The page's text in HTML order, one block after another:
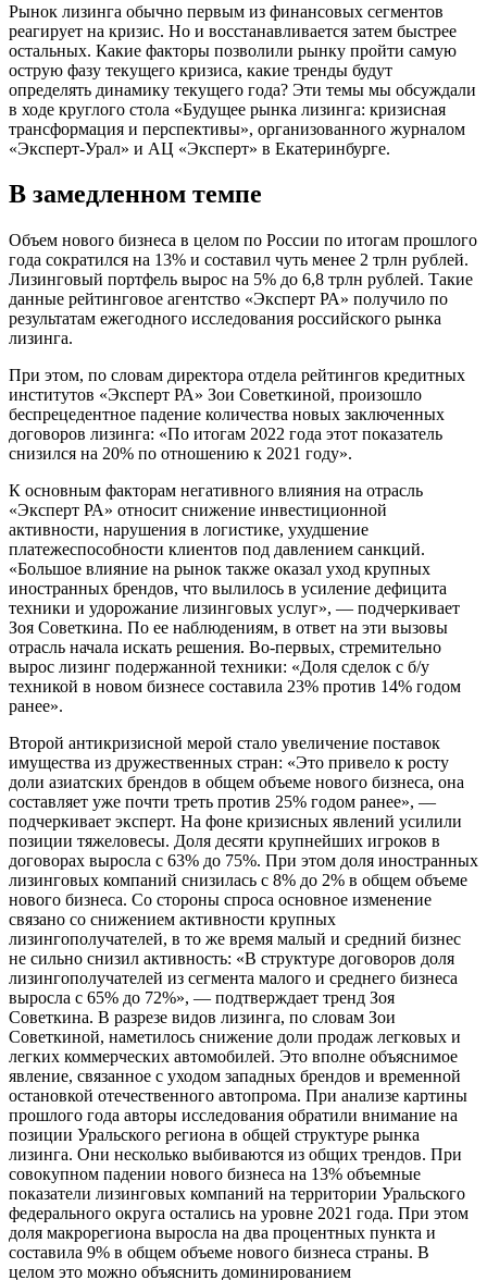
Рынок лизинга обычно первым из финансовых сегментов
реагирует на кризис. Но и восстанавливается затем быстрее
остальных. Какие факторы позволили рынку пройти самую
острую фазу текущего кризиса, какие тренды будут
определять динамику текущего года? Эти темы мы обсуждали
в ходе круглого стола «Будущее рынка лизинга: кризисная
трансформация и перспективы», организованного журналом
«Эксперт-Урал» и АЦ «Эксперт» в Екатеринбурге.
В замедленном темпе
Объем нового бизнеса в целом по России по итогам прошлого
года сократился на 13% и составил чуть менее 2 трлн рублей.
Лизинговый портфель вырос на 5% до 6,8 трлн рублей. Такие
данные рейтинговое агентство «Эксперт РА» получило по
результатам ежегодного исследования российского рынка
лизинга.
При этом, по словам директора отдела рейтингов кредитных
институтов «Эксперт РА» Зои Советкиной, произошло
беспрецедентное падение количества новых заключенных
договоров лизинга: «По итогам 2022 года этот показатель
снизился на 20% по отношению к 2021 году».
К основным факторам негативного влия­ния на отрасль
«Эксперт РА» относит снижение инвестиционной
активности, нарушения в логистике, ухудшение
платежеспособности клиентов под давлением санкций.
«Большое влияние на рынок также оказал уход крупных
иностранных брендов, что вылилось в усиление дефицита
техники и удорожание лизинговых услуг», — подчеркивает
Зоя Советкина. По ее наблюдениям, в ответ на эти вызовы
отрасль начала искать решения. Во-первых, стремительно
вырос лизинг подержанной техники: «Доля сделок с б/у
техникой в новом бизнесе составила 23% против 14% годом
ранее».
Второй антикризисной мерой стало увеличение поставок
имущества из дружественных стран: «Это привело к росту
доли азиатских брендов в общем объеме нового бизнеса, она
составляет уже почти треть против 25% годом ранее», —
подчеркивает эксперт. На фоне кризисных явлений усилили
позиции тяжеловесы. Доля десяти крупнейших игроков в
договорах выросла с 63% до 75%. При этом доля иностранных
лизинговых компаний снизилась с 8% до 2% в общем объеме
нового бизнеса. Со стороны спроса основное изменение
связано со снижением активности крупных
лизингополучателей, в то же время малый и средний бизнес
не сильно снизил активность: «В структуре договоров доля
лизингополучателей из сегмента малого и среднего бизнеса
выросла с 65% до 72%», — подтверждает тренд Зоя
Советкина. В разрезе видов лизинга, по словам Зои
Советкиной, наметилось снижение доли продаж легковых и
легких коммерческих автомобилей. Это вполне объяснимое
явление, связанное с уходом западных брендов и временной
остановкой отечественного автопрома. При анализе картины
прошлого года авторы исследования обратили внимание на
позиции Уральского региона в общей структуре рынка
лизинга. Они несколько выбиваются из общих трендов. При
совокупном падении нового бизнеса на 13% объемные
показатели лизинговых компаний на территории Уральского
федерального округа остались на уровне 2021 года. При этом
доля макрорегиона выросла на два процентных пункта и
составила 9% в общем объеме нового бизнеса страны. В
целом это можно объяснить доминированием